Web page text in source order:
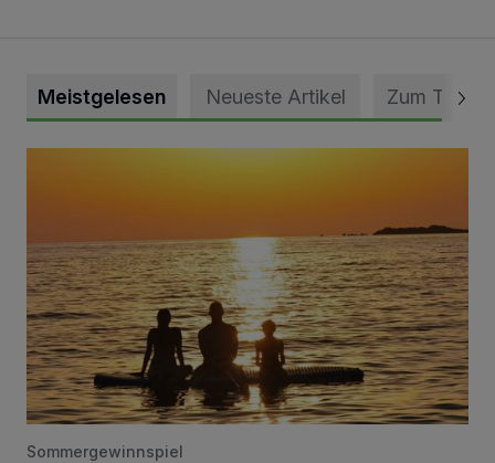
Meistgelesen Neueste Artikel Zum Thema
Die schönsten Sommermomente gesucht
Sommergewinnspiel